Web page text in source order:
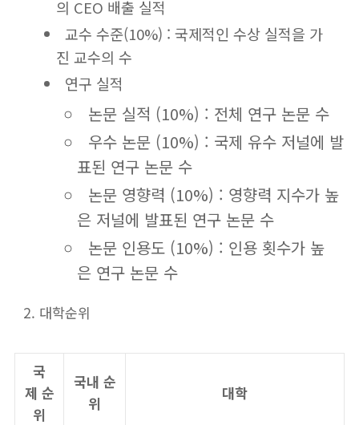
의 CEO 배출 실적
교수 수준(10%) : 국제적인 수상 실적을 가
진 교수의 수
연구 실적
논문 실적 (10%) : 전체 연구 논문 수
우수 논문 (10%) : 국제 유수 저널에 발
표된 연구 논문 수
논문 영향력 (10%) : 영향력 지수가 높
은 저널에 발표된 연구 논문 수
논문 인용도 (10%) : 인용 횟수가 높
은 연구 논문 수
대학순위
국
제 순
위
국내 순
위
대학